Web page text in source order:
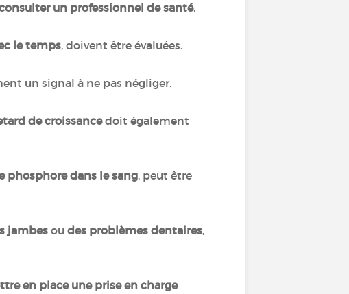
un professionnel de santé.
le temps, doivent être évaluées.
un signal à ne pas négliger.
de croissancedoit également
phosphore dans le sang, peut être
jambesou des problèmes dentaires,
en place une prise en charge